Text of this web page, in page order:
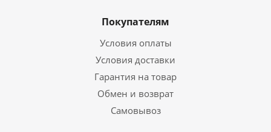
Покупателям
Условия оплаты
Условия доставки
Гарантия на товар
Обмен и возврат
Самовывоз